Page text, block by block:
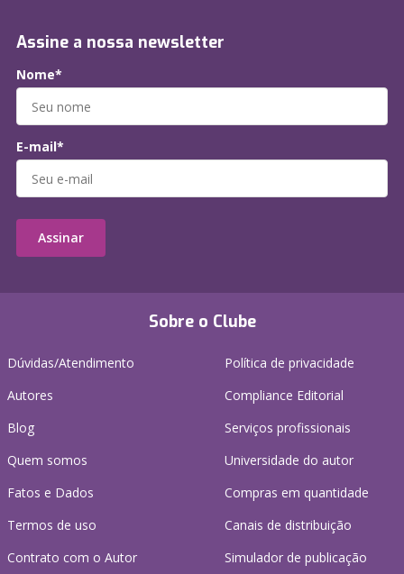
Sobre o Clube
Dúvidas/Atendimento
Autores
Blog
Quem somos
Fatos e Dados
Termos de uso
Contrato com o Autor
Política de privacidade
Compliance Editorial
Serviços profissionais
Universidade do autor
Compras em quantidade
Canais de distribuição
Simulador de publicação
Assine a nossa newsletter
Nome*
E-mail*
Assinar